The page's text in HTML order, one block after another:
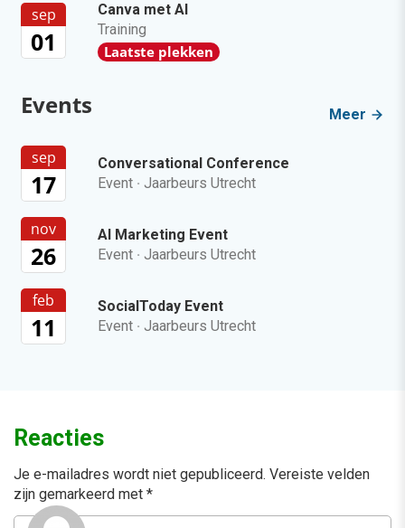
sep
01
Canva met AI
Training
Laatste plekken
Events Meer
sep
17
Conversational Conference
Event · Jaarbeurs Utrecht
nov
26
AI Marketing Event
Event · Jaarbeurs Utrecht
feb
11
SocialToday Event
Event · Jaarbeurs Utrecht
Reacties
Je e-mailadres wordt niet gepubliceerd. Vereiste velden
zijn gemarkeerd met *